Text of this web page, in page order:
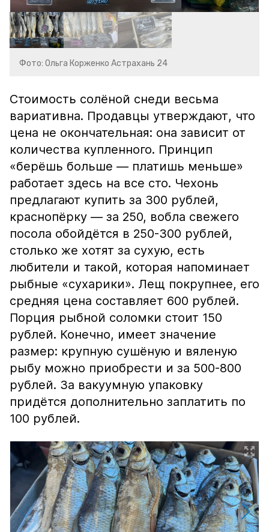
Фото: Ольга Корженко Астрахань 24
Стоимость солёной снеди весьма
вариативна. Продавцы утверждают, что
цена не окончательная: она зависит от
количества купленного. Принцип
«берёшь больше — платишь меньше»
работает здесь на все сто. Чехонь
предлагают купить за 300 рублей,
краснопёрку — за 250, вобла свежего
посола обойдётся в 250-300 рублей,
столько же хотят за сухую, есть
любители и такой, которая напоминает
рыбные «сухарики». Лещ покрупнее, его
средняя цена составляет 600 рублей.
Порция рыбной соломки стоит 150
рублей. Конечно, имеет значение
размер: крупную сушёную и вяленую
рыбу можно приобрести и за 500-800
рублей. За вакуумную упаковку
придётся дополнительно заплатить по
100 рублей.